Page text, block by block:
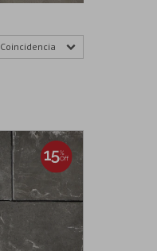
Coincidencia